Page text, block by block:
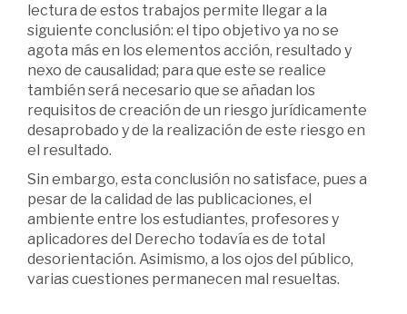
lectura de estos trabajos permite llegar a la
siguiente conclusión: el tipo objetivo ya no se
agota más en los elementos acción, resultado y
nexo de causalidad; para que este se realice
también será necesario que se añadan los
requisitos de creación de un riesgo jurídicamente
desaprobado y de la realización de este riesgo en
el resultado.
Sin embargo, esta conclusión no satisface, pues a
pesar de la calidad de las publicaciones, el
ambiente entre los estudiantes, profesores y
aplicadores del Derecho todavía es de total
desorientación. Asimismo, a los ojos del público,
varias cuestiones permanecen mal resueltas.